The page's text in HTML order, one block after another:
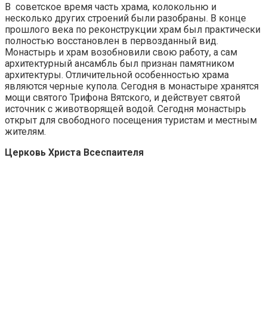
В советское время часть храма, колокольню и
несколько других строений были разобраны. В конце
прошлого века по реконструкции храм был практически
полностью восстановлен в первозданный вид.
Монастырь и храм возобновили свою работу, а сам
архитектурный ансамбль был признан памятником
архитектуры. Отличительной особенностью храма
являются черные купола. Сегодня в монастыре хранятся
мощи святого Трифона Вятского, и действует святой
источник с животворящей водой. Сегодня монастырь
открыт для свободного посещения туристам и местным
жителям.
Церковь Христа Всеспаителя